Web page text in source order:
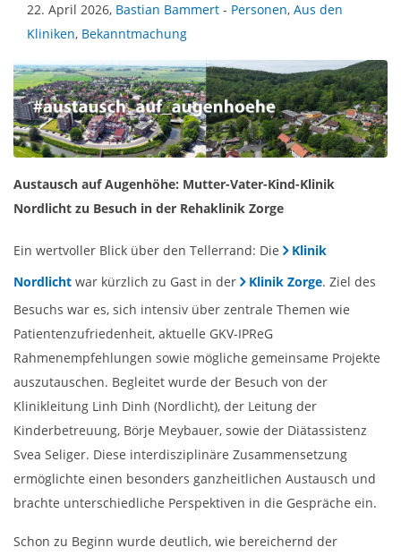
22. April 2026, Bastian Bammert - Personen, Aus den
Kliniken, Bekanntmachung
Austausch auf Augenhöhe: Mutter-Vater-Kind-Klinik
Nordlicht zu Besuch in der Rehaklinik Zorge
Ein wertvoller Blick über den Tellerrand: Die
Klinik
Nordlicht war kürzlich zu Gast in der Klinik Zorge. Ziel des
Besuchs war es, sich intensiv über zentrale Themen wie
Patientenzufriedenheit, aktuelle GKV-IPReG
Rahmenempfehlungen sowie mögliche gemeinsame Projekte
auszutauschen. Begleitet wurde der Besuch von der
Klinikleitung Linh Dinh (Nordlicht), der Leitung der
Kinderbetreuung, Börje Meybauer, sowie der Diätassistenz
Svea Seliger. Diese interdisziplinäre Zusammensetzung
ermöglichte einen besonders ganzheitlichen Austausch und
brachte unterschiedliche Perspektiven in die Gespräche ein.
Schon zu Beginn wurde deutlich, wie bereichernd der